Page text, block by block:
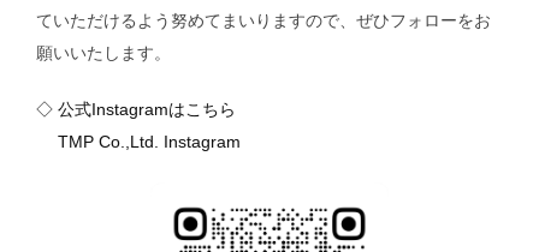
ていただけるよう努めてまいりますので、ぜひフォローをお
願いいたします。
◇ 公式Instagramはこちら
TMP Co.,Ltd. Instagram